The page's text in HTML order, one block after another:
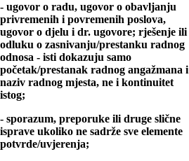
- ugovor o radu, ugovor o obavljanju
privremenih i povremenih poslova,
ugovor o djelu i dr. ugovore; rješenje ili
odluku o zasnivanju/prestanku radnog
odnosa - isti dokazuju samo
početak/prestanak radnog angažmana i
naziv radnog mjesta, ne i kontinuitet
istog;
- sporazum, preporuke ili druge slične
isprave ukoliko ne sadrže sve elemente
potvrde/uvjerenja;